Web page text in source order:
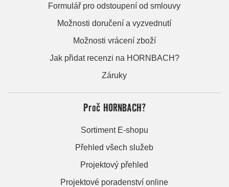
Formulář pro odstoupení od smlouvy
Možnosti doručení a vyzvednutí
Možnosti vrácení zboží
Jak přidat recenzi na HORNBACH?
Záruky
Proč HORNBACH?
Sortiment E-shopu
Přehled všech služeb
Projektový přehled
Projektové poradenství online